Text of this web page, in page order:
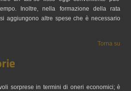
Inoltre, nella formazione della rata
aggiungono altre spese che è necessario
Torna su
sorprese in termini di oneri economici; è